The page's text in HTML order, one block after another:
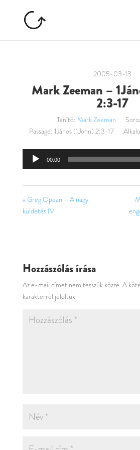
2005-03-13
Mark Zeeman –
2:3-17
Tanító: Mark Zeeman
Passage: 1János (1John) 2:3-17
Audió
00:00
« Greg Opean – A nagy
küldetés IV
Hozzászólás írása
Az e-mail címet nem tesszük közzé. A
karakterrel jelöltük